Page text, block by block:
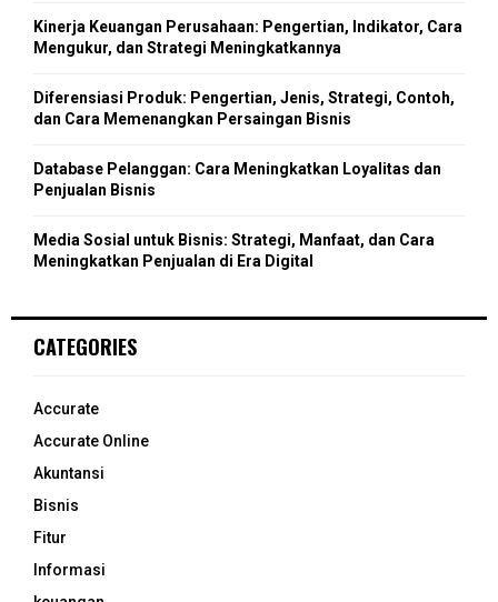
C
Kinerja Keuangan Perusahaan: Pengertian, Indikator, Cara
Mengukur, dan Strategi Meningkatkannya
Diferensiasi Produk: Pengertian, Jenis, Strategi, Contoh,
dan Cara Memenangkan Persaingan Bisnis
Database Pelanggan: Cara Meningkatkan Loyalitas dan
Penjualan Bisnis
Media Sosial untuk Bisnis: Strategi, Manfaat, dan Cara
Meningkatkan Penjualan di Era Digital
CATEGORIES
Accurate
Accurate Online
Akuntansi
Bisnis
Fitur
Informasi